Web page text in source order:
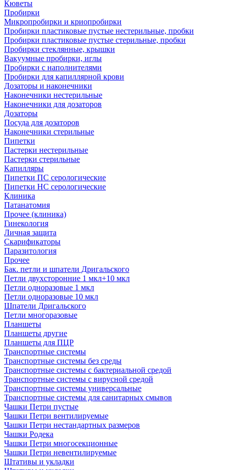
Кюветы
Пробирки
Микропробирки и криопробирки
Пробирки пластиковые пустые нестерильные, пробки
Пробирки пластиковые пустые стерильные, пробки
Пробирки стеклянные, крышки
Вакуумные пробирки, иглы
Пробирки с наполнителями
Пробирки для капиллярной крови
Дозаторы и наконечники
Наконечники нестерильные
Наконечники для дозаторов
Дозаторы
Посуда для дозаторов
Наконечники стерильные
Пипетки
Пастерки нестерильные
Пастерки стерильные
Капилляры
Пипетки ПС серологические
Пипетки НС серологические
Клиника
Патанатомия
Прочее (клиника)
Гинекология
Личная защита
Скарификаторы
Паразитология
Прочее
Бак. петли и шпатели Дригальского
Петли двухсторонние 1 мкл+10 мкл
Петли одноразовые 1 мкл
Петли одноразовые 10 мкл
Шпатели Дригальского
Петли многоразовые
Планшеты
Планшеты другие
Планшеты для ПЦР
Транспортные системы
Транспортные системы без среды
Транспортные системы с бактериальной средой
Транспортные системы с вирусной средой
Транспортные системы универсальные
Транспортные системы для санитарных смывов
Чашки Петри пустые
Чашки Петри вентилируемые
Чашки Петри нестандартных размеров
Чашки Родека
Чашки Петри многосекционные
Чашки Петри невентилируемые
Штативы и укладки